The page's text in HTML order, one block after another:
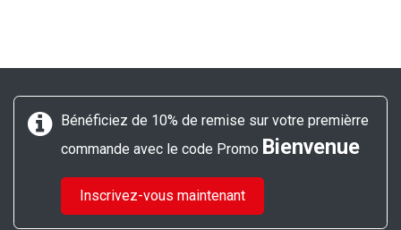
Bénéficiez de 10% de remise sur votre premièrre
commande avec le code Promo Bienvenue
Inscrivez-vous maintenant